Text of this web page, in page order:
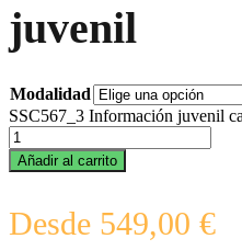
juvenil
Modalidad
SSC567_3 Información juvenil
Añadir al carrito
Desde 549,00 €